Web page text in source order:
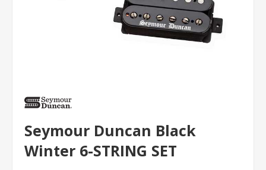
Seymour Duncan Black
Winter 6-STRING SET